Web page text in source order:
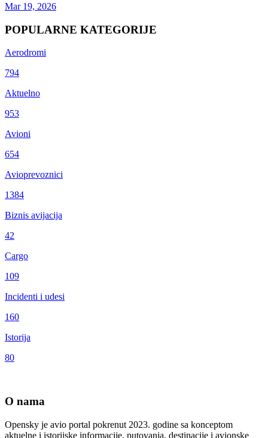
Mar 19, 2026
POPULARNE KATEGORIJE
Aerodromi
794
Aktuelno
953
Avioni
654
Avioprevoznici
1384
Biznis avijacija
42
Cargo
109
Incidenti i udesi
160
Istorija
80
O nama
Opensky je avio portal pokrenut 2023. godine sa konceptom
aktuelne i istorijske informacije, putovanja, destinacije i avionske